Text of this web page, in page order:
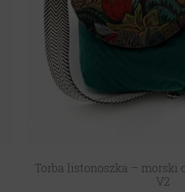
Torba listonoszka – morski
V2